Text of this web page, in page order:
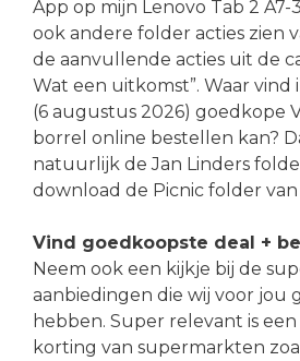
App op mijn Lenovo Tab 2 A7-
ook andere folder acties zien
de aanvullende acties uit de
Wat een uitkomst”. Waar vind
(6 augustus 2026) goedkope
borrel online bestellen kan?
natuurlijk de Jan Linders
download de Picnic folder van
Vind goedkoopste deal +
Neem ook een kijkje bij de
aanbiedingen die wij voor jou
hebben. Super relevant is
korting van supermarkten